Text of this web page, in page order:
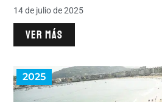
14 de julio de 2025
VER MÁS
2025